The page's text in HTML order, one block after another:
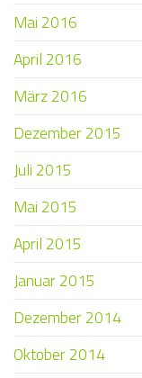
Mai 2016
April 2016
März 2016
Dezember 2015
Juli 2015
Mai 2015
April 2015
Januar 2015
Dezember 2014
Oktober 2014